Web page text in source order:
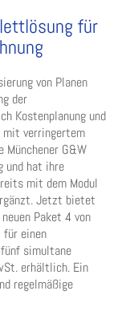
für
von Planen
der
Kostenplanung und
mit verringertem
Münchener G&W
und hat ihre
mit dem Modul
Jetzt bietet
Paket 4 von
für einen
simultane
erhältlich. Ein
regelmäßige